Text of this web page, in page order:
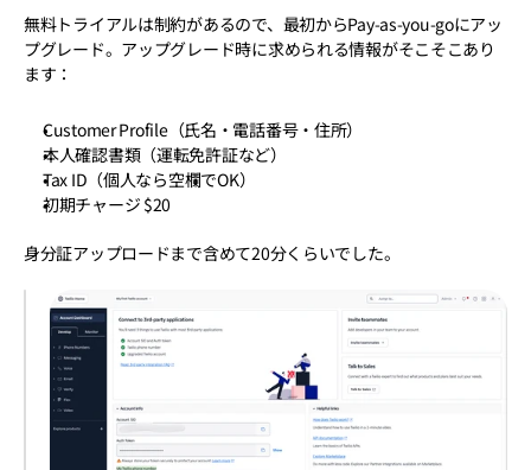
無料トライアルは制約があるので、最初からPay-as-you-goにアッ
プグレード。アップグレード時に求められる情報がそこそこあり
ます：
Customer Profile（氏名・電話番号・住所）
本人確認書類（運転免許証など）
Tax ID（個人なら空欄でOK）
初期チャージ $20
身分証アップロードまで含めて20分くらいでした。